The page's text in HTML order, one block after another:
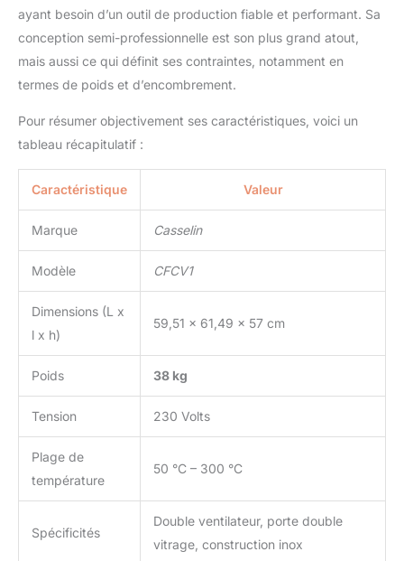
ayant besoin d’un outil de production fiable et performant. Sa
conception semi-professionnelle est son plus grand atout,
mais aussi ce qui définit ses contraintes, notamment en
termes de poids et d’encombrement.
Pour résumer objectivement ses caractéristiques, voici un
tableau récapitulatif :
Caractéristique Valeur
Marque Casselin
Modèle CFCV1
Dimensions (L x
l x h)
59,51 x 61,49 x 57 cm
Poids 38 kg
Tension 230 Volts
Plage de
température
50 °C – 300 °C
Spécificités
Double ventilateur, porte double
vitrage, construction inox